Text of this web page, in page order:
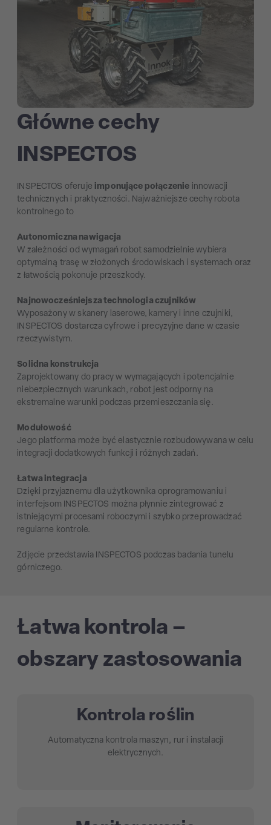
Główne cechy
INSPECTOS
INSPECTOS oferuje imponujące połączenie innowacji
technicznych i praktyczności. Najważniejsze cechy robota
kontrolnego to
Autonomiczna nawigacja
W zależności od wymagań robot samodzielnie wybiera
optymalną trasę w złożonych środowiskach i systemach oraz
z łatwością pokonuje przeszkody.
Najnowocześniejsza technologia czujników
Wyposażony w skanery laserowe, kamery i inne czujniki,
INSPECTOS dostarcza cyfrowe i precyzyjne dane w czasie
rzeczywistym.
Solidna konstrukcja
Zaprojektowany do pracy w wymagających i potencjalnie
niebezpiecznych warunkach, robot jest odporny na
ekstremalne warunki podczas przemieszczania się.
Modułowość
Jego platforma może być elastycznie rozbudowywana w celu
integracji dodatkowych funkcji i różnych zadań.
Łatwa integracja
Dzięki przyjaznemu dla użytkownika oprogramowaniu i
interfejsom INSPECTOS można płynnie zintegrować z
istniejącymi procesami roboczymi i szybko przeprowadzać
regularne kontrole.
Zdjęcie przedstawia INSPECTOS podczas badania tunelu
górniczego.
Łatwa kontrola –
obszary zastosowania
Kontrola roślin
Automatyczna kontrola maszyn, rur i instalacji
elektrycznych.